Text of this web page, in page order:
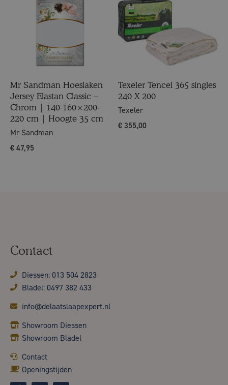
Mr Sandman Hoeslaken
Jersey Elastan Classic –
Chrom | 140-160×200-
220 cm | Hoogte 35 cm
Mr Sandman
€ 47,95
Texeler Tencel 365 singles
240 X 200
Texeler
€ 355,00
Contact
Diessen: 013 504 2823
Bladel: 0497 382 433
info@delaatslaapexpert.nl
Showroom Diessen
Showroom Bladel
Contact
Openingstijden